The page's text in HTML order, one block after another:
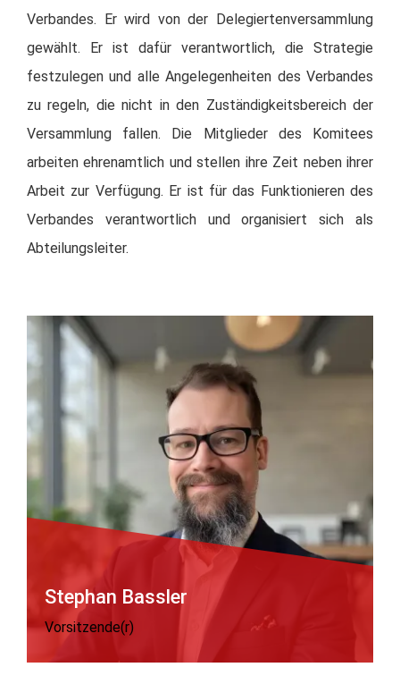
Verbandes. Er wird von der Delegiertenversammlung
gewählt. Er ist dafür verantwortlich, die Strategie
festzulegen und alle Angelegenheiten des Verbandes
zu regeln, die nicht in den Zuständigkeitsbereich der
Versammlung fallen. Die Mitglieder des Komitees
arbeiten ehrenamtlich und stellen ihre Zeit neben ihrer
Arbeit zur Verfügung. Er ist für das Funktionieren des
Verbandes verantwortlich und organisiert sich als
Abteilungsleiter.
Stephan Bassler
Vorsitzende(r)